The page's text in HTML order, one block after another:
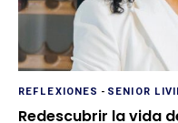
REFLEXIONES - SENIOR
Redescubrir la vida